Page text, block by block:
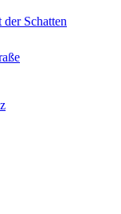
Schatten